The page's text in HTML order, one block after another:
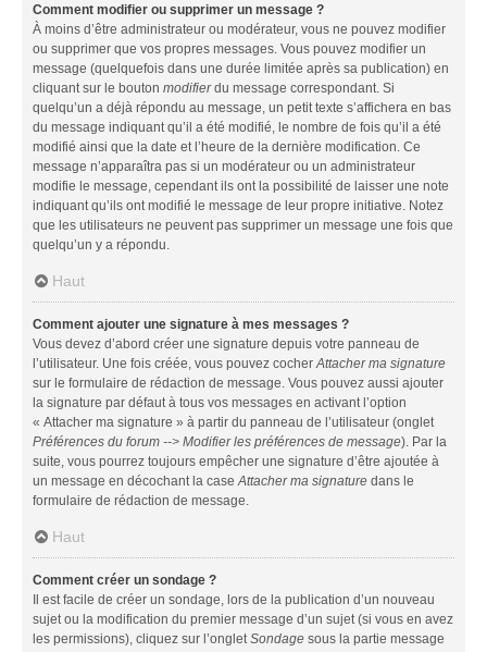
Comment modifier ou supprimer un message ?
À moins d’être administrateur ou modérateur, vous ne pouvez modifier
ou supprimer que vos propres messages. Vous pouvez modifier un
message (quelquefois dans une durée limitée après sa publication) en
cliquant sur le bouton modifierdu message correspondant. Si
quelqu’un a déjà répondu au message, un petit texte s’affichera en bas
du message indiquant qu’il a été modifié, le nombre de fois qu’il a été
modifié ainsi que la date et l’heure de la dernière modification. Ce
message n’apparaîtra pas si un modérateur ou un administrateur
modifie le message, cependant ils ont la possibilité de laisser une note
indiquant qu’ils ont modifié le message de leur propre initiative. Notez
que les utilisateurs ne peuvent pas supprimer un message une fois que
quelqu’un y a répondu.
Haut
Comment ajouter une signature à mes messages ?
Vous devez d’abord créer une signature depuis votre panneau de
l’utilisateur. Une fois créée, vous pouvez cocherAttacher ma signature
sur le formulaire de rédaction de message. Vous pouvez aussi ajouter
la signature par défaut à tous vos messages en activant l’option
« Attacher ma signature » à partir du panneau de l’utilisateur (onglet
Préférences du forum --> Modifier les préférences de message). Par la
suite, vous pourrez toujours empêcher une signature d’être ajoutée à
un message en décochant la caseAttacher ma signature dans le
formulaire de rédaction de message.
Haut
Comment créer un sondage ?
Il est facile de créer un sondage, lors de la publication d’un nouveau
sujet ou la modification du premier message d’un sujet (si vous en avez
les permissions), cliquez sur l’ongletSondage sous la partie message